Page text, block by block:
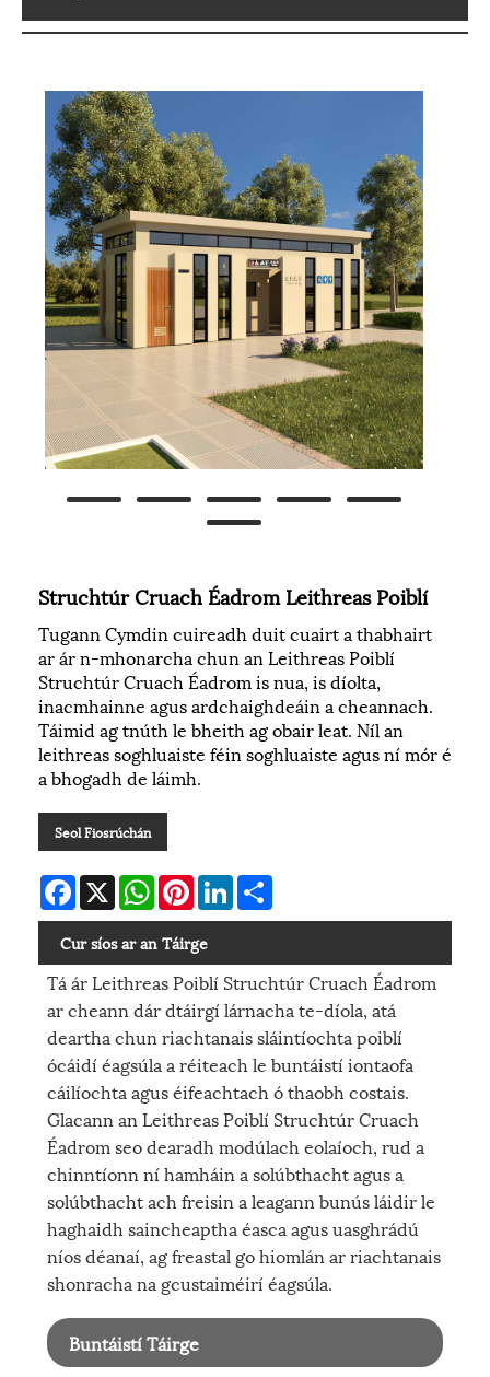
Struchtúr Cruach Éadrom Leithreas Poiblí
Tugann Cymdin cuireadh duit cuairt a thabhairt
ar ár n-mhonarcha chun an Leithreas Poiblí
Struchtúr Cruach Éadrom is nua, is díolta,
inacmhainne agus ardchaighdeáin a cheannach.
Táimid ag tnúth le bheith ag obair leat. Níl an
leithreas soghluaiste féin soghluaiste agus ní mór é
a bhogadh de láimh.
Seol Fiosrúchán
Facebook
X WhatsAppPinterestLinkedIn
Cur síos ar an Táirge
Tá ár Leithreas Poiblí Struchtúr Cruach Éadrom
ar cheann dár dtáirgí lárnacha te-díola, atá
deartha chun riachtanais sláintíochta poiblí
ócáidí éagsúla a réiteach le buntáistí iontaofa
cáilíochta agus éifeachtach ó thaobh costais.
Glacann an Leithreas Poiblí Struchtúr Cruach
Éadrom seo dearadh modúlach eolaíoch, rud a
chinntíonn ní hamháin a solúbthacht agus a
solúbthacht ach freisin a leagann bunús láidir le
haghaidh saincheaptha éasca agus uasghrádú
níos déanaí, ag freastal go hiomlán ar riachtanais
shonracha na gcustaiméirí éagsúla.
Buntáistí Táirge